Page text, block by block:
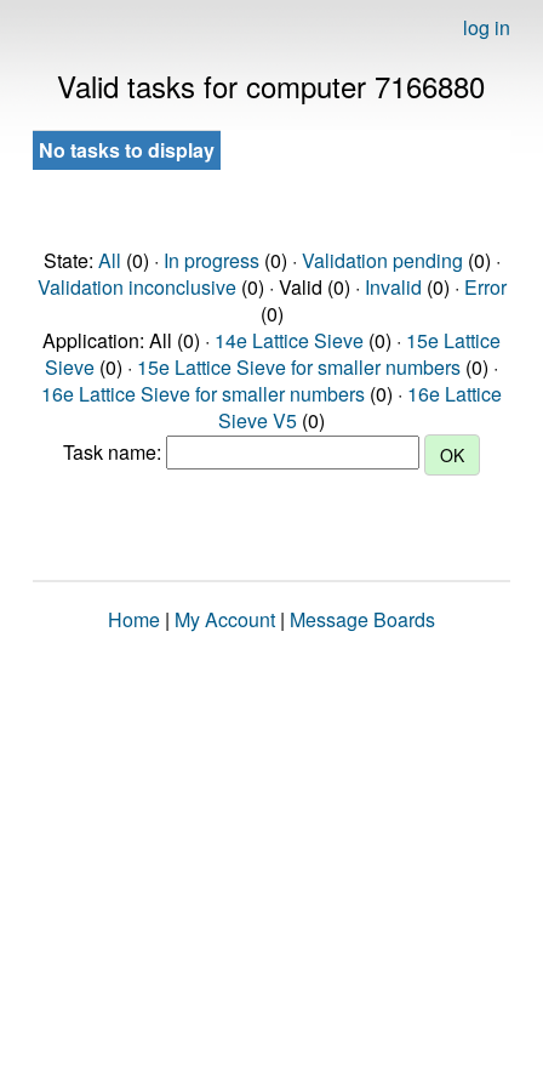
log in
Valid tasks for computer 7166880
No tasks to display
State: All (0) · In progress(0) · Validation pending (0) ·
Validation inconclusive(0) · Valid (0) · Invalid (0) · Error
(0)
Application: All (0) · 14e Lattice Sieve (0) · 15e Lattice
Sieve (0) · 15e Lattice Sieve for smaller numbers (0) ·
16e Lattice Sieve for smaller numbers (0) · 16e Lattice
Sieve V5 (0)
Task name:
Home | My Account | Message Boards